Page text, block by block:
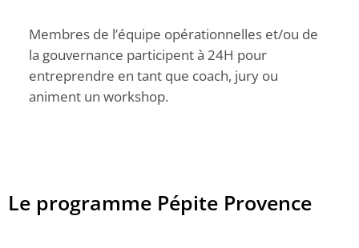
Membres de l’équipe opérationnelles et/ou de
la gouvernance participent à 24H pour
entreprendre en tant que coach, jury ou
animent un workshop.
Le programme Pépite Provence